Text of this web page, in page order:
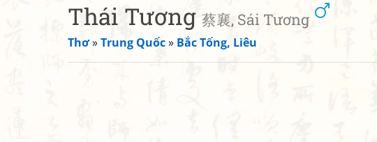
Thái Tương 蔡襄, Sái Tương
Thơ»Trung Quốc» Bắc Tống, Liêu